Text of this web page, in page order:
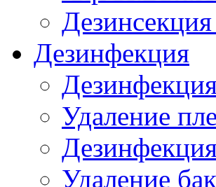
Дезинсекция
Дезинфекция
Удаление
Удаление